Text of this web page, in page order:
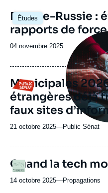
revue
émission
Études
Image
principale
Europe-Russie :
rapports de force
Date
publication
04 novembre 2025
Logo
Image
principale
médiatique
Municipales
étrangères déjà
faux sites
21 octobre 2025—Nom
journal,
ou
émission
Public Sénat
Logo
URL
de
Spotify
Quand la tech
14 octobre 2025—Nom
Propagations